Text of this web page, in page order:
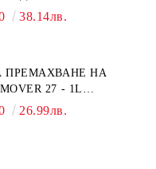
08251-999-102PRO
38.14лв.
ПРЕМАХВАНЕ НА
27 - 1L
26.99лв.